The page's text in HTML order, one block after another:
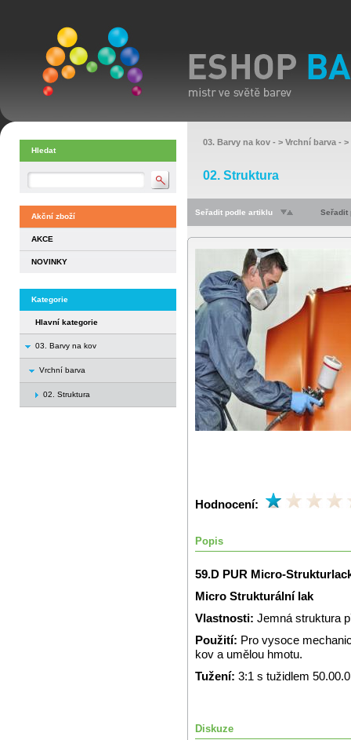
Hledat
Akční zboží
AKCE
NOVINKY
Kategorie
Hlavní kategorie
03. Barvy na kov
Vrchní barva
02. Struktura
03. Barvy na kov - > Vrchní barva - >
02. Struktura
Seřadit podle artiklu Seřadit
Hodnocení:
Popis
59.D PUR Micro-
Micro Strukturální lak
Vlastnosti: Jemná struktura
Použití: Pro vysoce
kov a umělou hmotu.
Tužení: 3:1 s tužidlem
Diskuze